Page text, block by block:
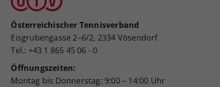
Österreichischer Tennisverband
Eisgrubengasse 2–6/2, 2334 Vösendorf
Tel.: +43 1 865 45 06 - 0
Öffnungszeiten:
Montag bis Donnerstag: 9:00 – 14:00 Uhr